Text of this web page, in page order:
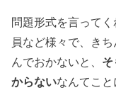
問題形式を言って
員など様々で、き
んでおかないと、 そ
からないなんてこと